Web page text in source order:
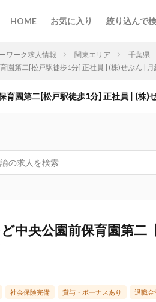
HOME お気に入り 絞り込んで
ワーク求人情報 関東エリア 千葉県
園第二[松戸駅徒歩1分] 正社員 | (株)せぶん |
育園第二[松戸駅徒歩1分] 正社員 | (株)
中央公園前保育園第二
社会保険完備 賞与・ボーナスあり 退職金